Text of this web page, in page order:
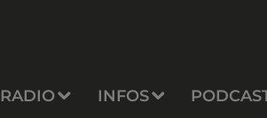
RADIO INFOS